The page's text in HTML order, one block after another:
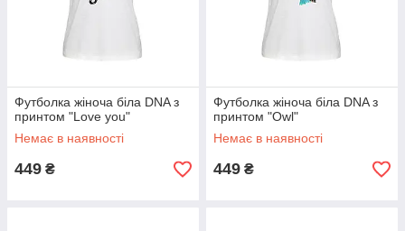
Футболка жіноча біла DNA з
принтом "Love you"
Немає в наявності
449 ₴
Футболка жіноча біла DNA з
принтом "Owl"
Немає в наявності
449 ₴